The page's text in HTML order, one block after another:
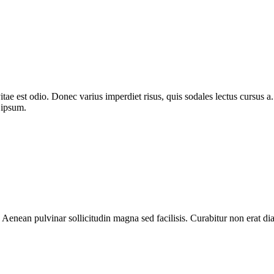
est odio. Donec varius imperdiet risus, quis sodales lectus cursus
pulvinar sollicitudin magna sed facilisis. Curabitur non erat